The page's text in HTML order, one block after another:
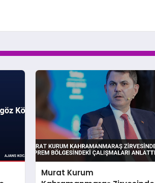
Murat Kurum